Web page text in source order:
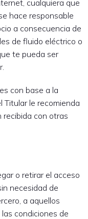
cualquiera que
hace responsable
a consecuencia de
de fluido eléctrico o
te pueda ser
con base a la
Titular le recomienda
recibida con otras
o retirar el acceso
necesidad de
a aquellos
condiciones de